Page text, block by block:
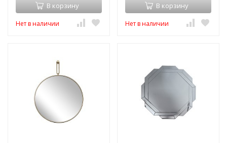
В корзину
Нет в наличии
В корзину
Нет в наличии